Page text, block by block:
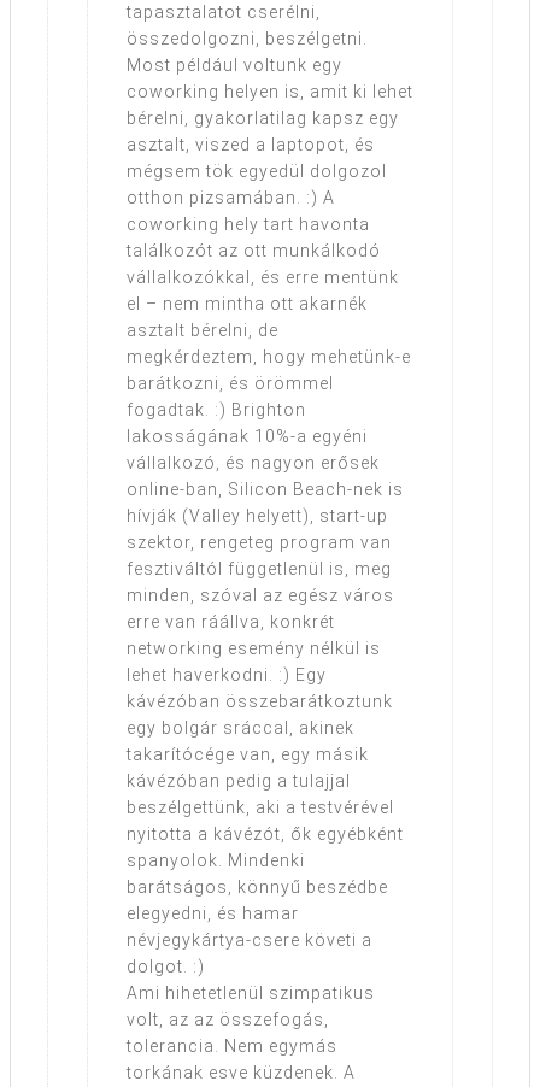
tapasztalatot cserélni,
összedolgozni, beszélgetni.
Most például voltunk egy
coworking helyen is, amit ki lehet
bérelni, gyakorlatilag kapsz egy
asztalt, viszed a laptopot, és
mégsem tök egyedül dolgozol
otthon pizsamában. :) A
coworking hely tart havonta
találkozót az ott munkálkodó
vállalkozókkal, és erre mentünk
el – nem mintha ott akarnék
asztalt bérelni, de
megkérdeztem, hogy mehetünk-e
barátkozni, és örömmel
fogadtak. :) Brighton
lakosságának 10%-a egyéni
vállalkozó, és nagyon erősek
online-ban, Silicon Beach-nek is
hívják (Valley helyett), start-up
szektor, rengeteg program van
fesztiváltól függetlenül is, meg
minden, szóval az egész város
erre van ráállva, konkrét
networking esemény nélkül is
lehet haverkodni. :) Egy
kávézóban összebarátkoztunk
egy bolgár sráccal, akinek
takarítócége van, egy másik
kávézóban pedig a tulajjal
beszélgettünk, aki a testvérével
nyitotta a kávézót, ők egyébként
spanyolok. Mindenki
barátságos, könnyű beszédbe
elegyedni, és hamar
névjegykártya-csere követi a
dolgot. :)
Ami hihetetlenül szimpatikus
volt, az az összefogás,
tolerancia. Nem egymás
torkának esve küzdenek. A